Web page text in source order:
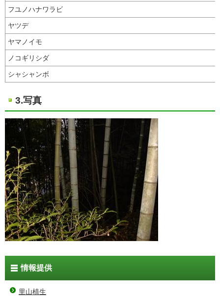
フユノハナワラビ
ヤツデ
ヤマノイモ
ノコギリシダ
シャシャンボ
3.写真
情報提供
里山植生